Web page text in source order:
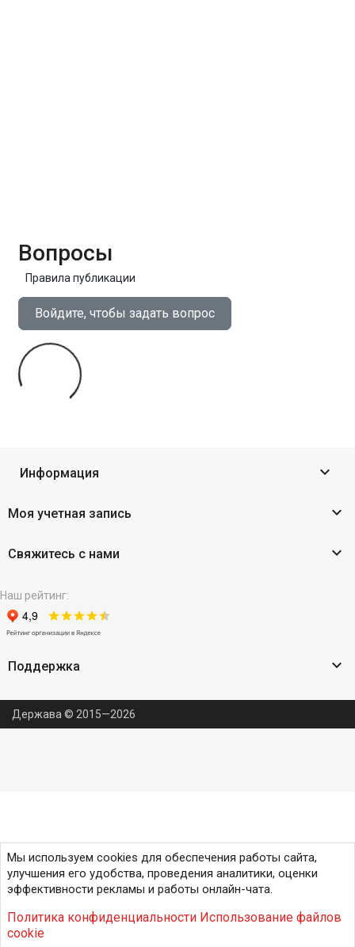
Вопросы
Правила публикации
Войдите, чтобы задать вопрос
Информация 
Моя учетная запись 
Свяжитесь с нами 
Наш рейтинг:
Поддержка 
Держава © 2015—2026
Мы используем cookies для обеспечения работы сайта,
улучшения его удобства, проведения аналитики, оценки
эффективности рекламы и работы онлайн-чата.
Политика конфиденциальности Использование файлов
cookie